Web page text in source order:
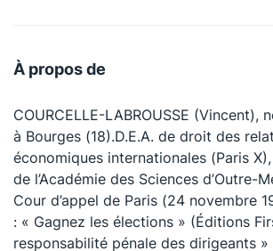
À propos de
COURCELLE-LABROUSSE (Vincent),
à Bourges (18).D.E.A. de droit des
économiques internationales (Paris
de l’Académie des Sciences d’Outre-
Cour d’appel de Paris (24 novembre
: « Gagnez les élections » (Éditions
responsabilité pénale des dirigeants
Le Concours de la Conférence
La Conférence Berryer
La Petite Conférence